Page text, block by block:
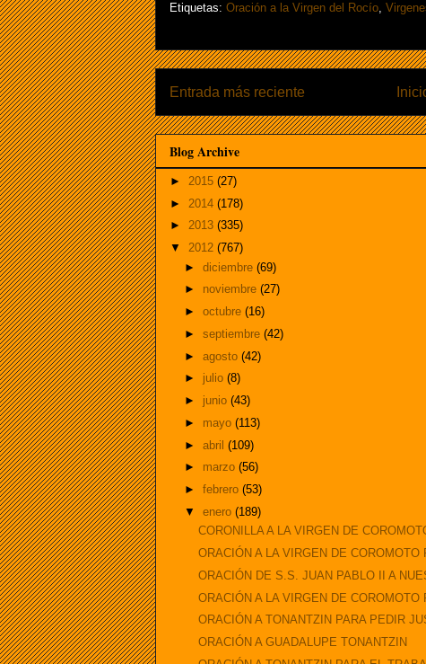
Etiquetas: Oración a la Virgen del Rocío,
Entrada más reciente
Blog Archive
► 2015 (27)
► 2014 (178)
► 2013 (335)
▼ 2012 (767)
► diciembre (69)
► noviembre (27)
► octubre (16)
► septiembre (42)
► agosto (42)
► julio (8)
► junio (43)
► mayo (113)
► abril (109)
► marzo (56)
► febrero (53)
▼ enero (189)
CORONILLA A LA VIRGEN DE
ORACIÓN A LA VIRGEN DE COROMOTO
ORACIÓN DE S.S. JUAN PABLO II A
ORACIÓN A LA VIRGEN DE COROMOTO
ORACIÓN A TONANTZIN PARA PEDIR
ORACIÓN A GUADALUPE TONANTZIN